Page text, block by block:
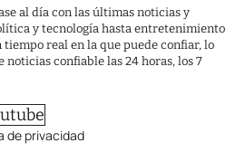
al día con las últimas noticias y
y tecnología hasta entretenimiento
real en la que puede confiar, lo
noticias confiable las 24 horas, los 7
de privacidad